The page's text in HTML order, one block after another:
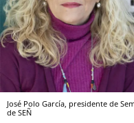
José Polo García, presidente de
de SEÑ